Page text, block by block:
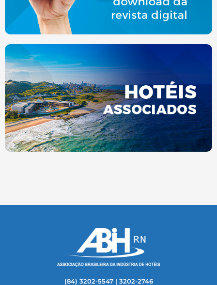
(84) 3202-5547 | 3202-2746